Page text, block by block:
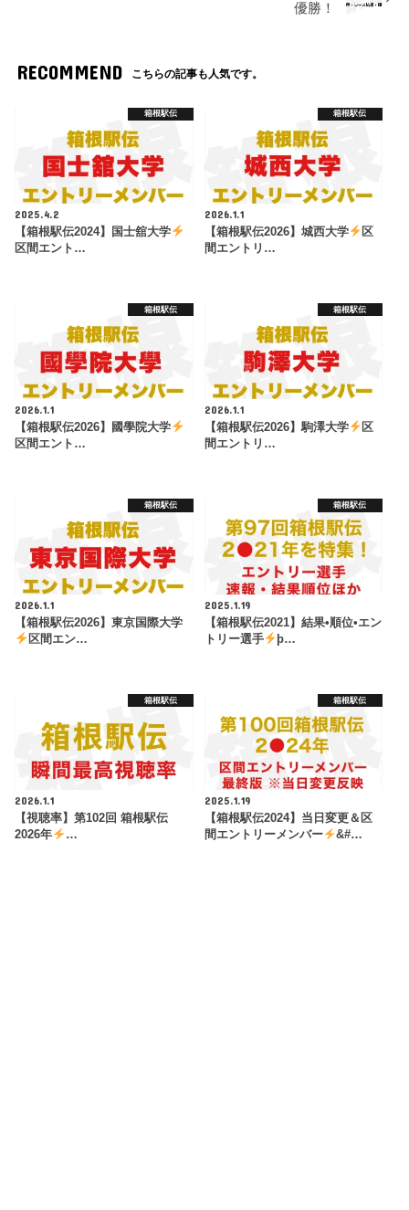
優勝！
RECOMMEND こちらの記事も人気です。
箱根駅伝
2025.4.2
【箱根駅伝2024】国士舘大学
区間エント…
箱根駅伝
2026.1.1
【箱根駅伝2026】城西大学
区
間エントリ…
箱根駅伝
2026.1.1
【箱根駅伝2026】國學院大学
区間エント…
箱根駅伝
2026.1.1
【箱根駅伝2026】駒澤大学
区
間エントリ…
箱根駅伝
2026.1.1
【箱根駅伝2026】東京国際大学
区間エン…
箱根駅伝
2025.1.19
【箱根駅伝2021】結果•順位•エン
トリー選手
þ…
箱根駅伝
2026.1.1
【視聴率】第102回 箱根駅伝
2026年
…
箱根駅伝
2025.1.19
【箱根駅伝2024】当日変更＆区
間エントリーメンバー
&#…